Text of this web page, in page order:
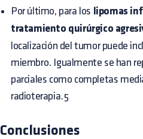
Por último, para los lipomas
tratamiento quirúrgico
localización del tumor puede
miembro. Igualmente se han
parciales como completas
radioterapia.5
Conclusiones